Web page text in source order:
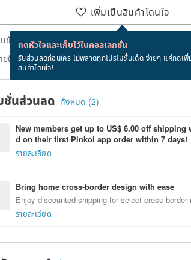
เพิ่มเป็นสินค้าโดนใจ
กดหัวใจและเก็บไว้ในคอลเลกชั่น
รับส่วนลดก่อนใคร ไม่พลาดทุกโปรโมชั่นเด็ด ง่ายๆ แค่กดเพิ่
สินค้าโดนใจ!
นข้อความและส่ง eCard ฟรีเมื่อซื้อสินค้า!
ยใน 24 ชม. หลังชำระเงิน (ไม่นับรวมวันศุกร์-อาทิตย์)
ชั่นส่วนลด ทั้งหมด (2)
New members get up to US$ 6.00 off
d on their first Pinkoi app order within 7 days!
รายละเอียด
Bring home cross-border design with ease
Enjoy discounted shipping for select cross-border
รายละเอียด